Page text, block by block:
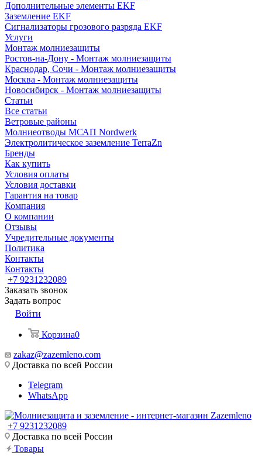
Дополнительные элементы EKF
Заземление EKF
Сигнализаторы грозового разряда EKF
Услуги
Монтаж молниезащиты
Ростов-на-Дону - Монтаж молниезащиты
Краснодар, Сочи - Монтаж молниезащиты
Москва - Монтаж молниезащиты
Новосибирск - Монтаж молниезащиты
Статьи
Все статьи
Ветровые районы
Молниеотводы МСАП Nordwerk
Электролитическое заземление TerraZn
Бренды
Как купить
Условия оплаты
Условия доставки
Гарантия на товар
Компания
О компании
Отзывы
Учредительные документы
Политика
Контакты
Контакты
+7 9231232089
Заказать звонок
Задать вопрос
Войти
Корзина0
zakaz@zazemleno.com
Доставка по всей России
Telegram
WhatsApp
+7 9231232089
Доставка по всей России
Товары